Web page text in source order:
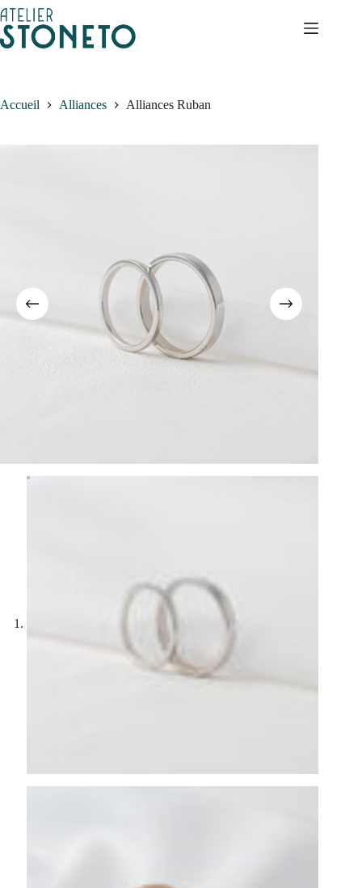
Passer
au
contenu
Accueil Alliances Alliances Ruban